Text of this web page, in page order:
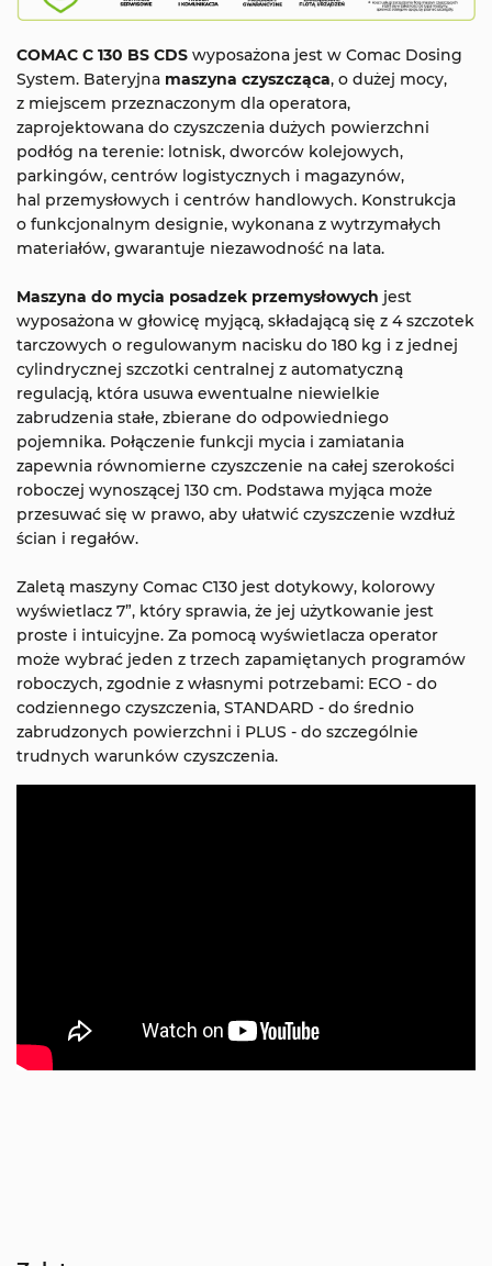
COMAC C 130 BS CDS wyposażona jest w Comac Dosing
System. Bateryjna maszyna czyszcząca, o dużej mocy,
z miejscem przeznaczonym dla operatora,
zaprojektowana do czyszczenia dużych powierzchni
podłóg na terenie: lotnisk, dworców kolejowych,
parkingów, centrów logistycznych i magazynów,
hal przemysłowych i centrów handlowych. Konstrukcja
o funkcjonalnym designie, wykonana z wytrzymałych
materiałów, gwarantuje niezawodność na lata.
Maszyna do mycia posadzek przemysłowych jest
wyposażona w głowicę myjącą, składającą się z 4 szczotek
tarczowych o regulowanym nacisku do 180 kg i z jednej
cylindrycznej szczotki centralnej z automatyczną
regulacją, która usuwa ewentualne niewielkie
zabrudzenia stałe, zbierane do odpowiedniego
pojemnika. Połączenie funkcji mycia i zamiatania
zapewnia równomierne czyszczenie na całej szerokości
roboczej wynoszącej 130 cm. Podstawa myjąca może
przesuwać się w prawo, aby ułatwić czyszczenie wzdłuż
ścian i regałów.
Zaletą maszyny Comac C130 jest dotykowy, kolorowy
wyświetlacz 7”, który sprawia, że jej użytkowanie jest
proste i intuicyjne. Za pomocą wyświetlacza operator
może wybrać jeden z trzech zapamiętanych programów
roboczych, zgodnie z własnymi potrzebami: ECO - do
codziennego czyszczenia, STANDARD - do średnio
zabrudzonych powierzchni i PLUS - do szczególnie
trudnych warunków czyszczenia.